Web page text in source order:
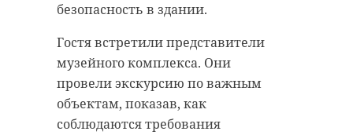
безопасность в здании.
Гостя встретили представители
музейного комплекса. Они
провели экскурсию по важным
объектам, показав, как
соблюдаются требования